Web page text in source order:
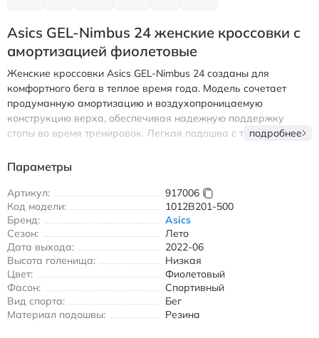
Asics GEL-Nimbus 24 женские кроссовки с
амортизацией фиолетовые
Женские кроссовки Asics GEL-Nimbus 24 созданы для
комфортного бега в теплое время года. Модель сочетает
продуманную амортизацию и воздухопроницаемую
конструкцию верха, обеспечивая надежную поддержку
стопы во время тренировок. Легкая подошва с технологией
различными поверхностями. Идеальный выбор для бега на
эргономике и вентиляции. Кроссовки выполнены в стильном
фиолетовом цвете, который подчеркивает спортивный
характер модели. Низкий крой обеспечивает свободу
движений, а внутренняя часть сохраняет комфорт даже при
длительной носке. Подходит для летнего сезона благодаря
дышащим материалам и оптимальной терморегуляции. Асикс
GEL-Nimbus 24 кроссовки для бега с амортизацией и
воздухопроницаемостью фиолетовые
подробнее
Параметры
Артикул:
917006
Код модели:
1012B201-500
Бренд:
Asics
Сезон:
Лето
Дата выхода:
2022-06
Высота голенища:
Низкая
Цвет:
Фиолетовый
Фасон:
Спортивный
Вид спорта:
Бег
Материал подошвы:
Резина